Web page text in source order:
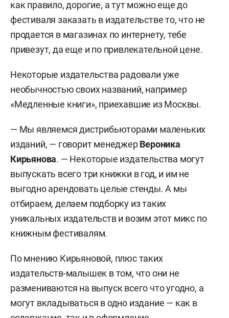
как правило, дорогие, а тут можно еще до
фестиваля заказать в издательстве то, что не
продается в магазинах по интернету, тебе
привезут, да еще и по привлекательной цене.
Некоторые издательства радовали уже
необычностью своих названий, например
«Медленные книги», приехавшие из Москвы.
— Мы являемся дистрибьюторами маленьких
изданий, — говорит менеджерВероника
Кирьянова. — Некоторые издательства могут
выпускать всего три книжки в год, и им не
выгодно арендовать целые стенды. А мы
отбираем, делаем подборку из таких
уникальных издательств и возим этот микс по
книжным фестивалям.
По мнению Кирьяновой, плюс таких
издательств-малышек в том, что они не
размениваются на выпуск всего что угодно, а
могут вкладываться в одно издание — как в